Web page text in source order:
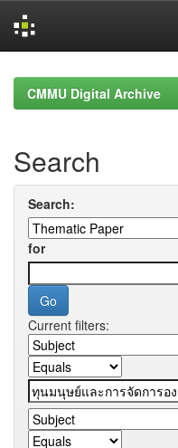
navigationCMMU Digital Archive
Search
Search:
for
Current filters: